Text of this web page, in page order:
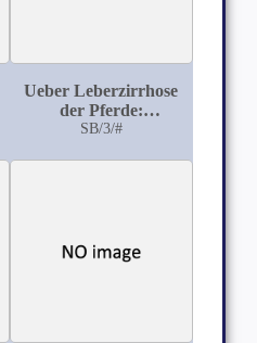
Ueber Leberzirrhose
der Pferde:
Histologische
SB/3/#